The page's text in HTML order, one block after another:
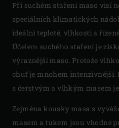
Při suchém staření maso visí
speciálních klimatických
ideální teplotě, vlhkosti a
Účelem suchého staření je
výraznější maso. Protože
chuť je mnohem intenzivnější.
s čerstvým a vlhkým masem
Zejména kousky masa s
masem a tukem jsou vhodné